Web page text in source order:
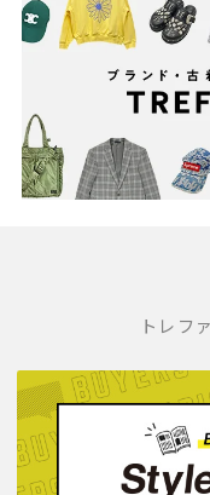
トレフ